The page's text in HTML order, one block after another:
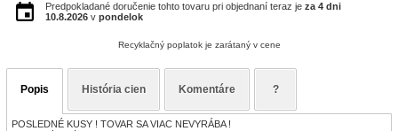
Predpokladané doručenie tohto tovaru pri objednaní teraz je za 4 dni
10.8.2026 v pondelok
Recyklačný poplatok je zarátaný v cene
Popis História cien Komentáre ?
POSLEDNÉ KUSY ! TOVAR SA VIAC NEVYRÁBA !